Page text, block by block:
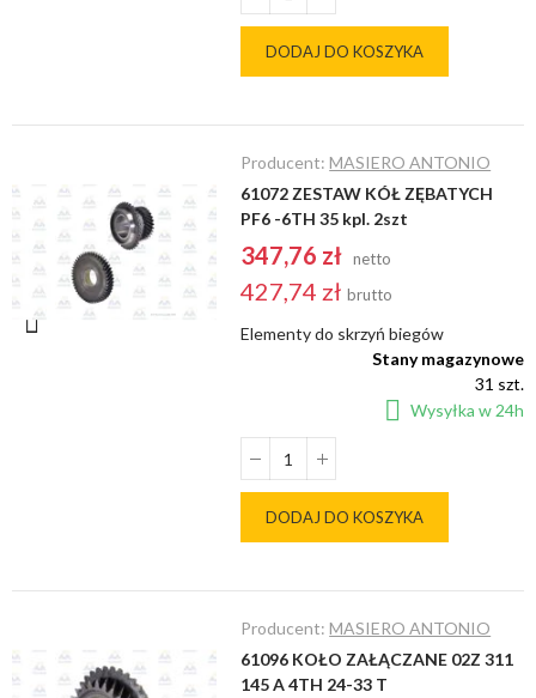
DODAJ DO KOSZYKA
Producent:MASIERO ANTONIO
61072 ZESTAW KÓŁ ZĘBATYCH
PF6 -6TH 35 kpl. 2szt
347,76 zł netto
427,74 zł brutto
Elementy do skrzyń biegów
Stany magazynowe
31 szt.
Wysyłka w 24h
DODAJ DO KOSZYKA
Producent:MASIERO ANTONIO
61096 KOŁO ZAŁĄCZANE 02Z 311
145 A 4TH 24-33 T